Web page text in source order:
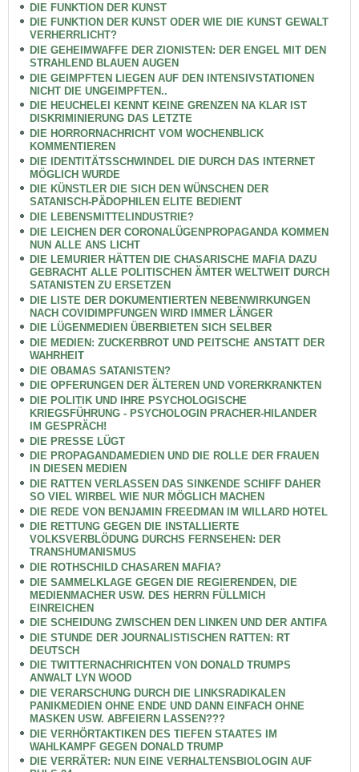
DIE FUNKTION DER KUNST
DIE FUNKTION DER KUNST ODER WIE DIE KUNST GEWALT
VERHERRLICHT?
DIE GEHEIMWAFFE DER ZIONISTEN: DER ENGEL MIT DEN
STRAHLEND BLAUEN AUGEN
DIE GEIMPFTEN LIEGEN AUF DEN INTENSIVSTATIONEN
NICHT DIE UNGEIMPFTEN..
DIE HEUCHELEI KENNT KEINE GRENZEN NA KLAR IST
DISKRIMINIERUNG DAS LETZTE
DIE HORRORNACHRICHT VOM WOCHENBLICK
KOMMENTIEREN
DIE IDENTITÄTSSCHWINDEL DIE DURCH DAS INTERNET
MÖGLICH WURDE
DIE KÜNSTLER DIE SICH DEN WÜNSCHEN DER
SATANISCH-PÄDOPHILEN ELITE BEDIENT
DIE LEBENSMITTELINDUSTRIE?
DIE LEICHEN DER CORONALÜGENPROPAGANDA KOMMEN
NUN ALLE ANS LICHT
DIE LEMURIER HÄTTEN DIE CHASARISCHE MAFIA DAZU
GEBRACHT ALLE POLITISCHEN ÄMTER WELTWEIT DURCH
SATANISTEN ZU ERSETZEN
DIE LISTE DER DOKUMENTIERTEN NEBENWIRKUNGEN
NACH COVIDIMPFUNGEN WIRD IMMER LÄNGER
DIE LÜGENMEDIEN ÜBERBIETEN SICH SELBER
DIE MEDIEN: ZUCKERBROT UND PEITSCHE ANSTATT DER
WAHRHEIT
DIE OBAMAS SATANISTEN?
DIE OPFERUNGEN DER ÄLTEREN UND VORERKRANKTEN
DIE POLITIK UND IHRE PSYCHOLOGISCHE
KRIEGSFÜHRUNG - PSYCHOLOGIN PRACHER-HILANDER
IM GESPRÄCH!
DIE PRESSE LÜGT
DIE PROPAGANDAMEDIEN UND DIE ROLLE DER FRAUEN
IN DIESEN MEDIEN
DIE RATTEN VERLASSEN DAS SINKENDE SCHIFF DAHER
SO VIEL WIRBEL WIE NUR MÖGLICH MACHEN
DIE REDE VON BENJAMIN FREEDMAN IM WILLARD HOTEL
DIE RETTUNG GEGEN DIE INSTALLIERTE
VOLKSVERBLÖDUNG DURCHS FERNSEHEN: DER
TRANSHUMANISMUS
DIE ROTHSCHILD CHASAREN MAFIA?
DIE SAMMELKLAGE GEGEN DIE REGIERENDEN, DIE
MEDIENMACHER USW. DES HERRN FÜLLMICH
EINREICHEN
DIE SCHEIDUNG ZWISCHEN DEN LINKEN UND DER ANTIFA
DIE STUNDE DER JOURNALISTISCHEN RATTEN: RT
DEUTSCH
DIE TWITTERNACHRICHTEN VON DONALD TRUMPS
ANWALT LYN WOOD
DIE VERARSCHUNG DURCH DIE LINKSRADIKALEN
PANIKMEDIEN OHNE ENDE UND DANN EINFACH OHNE
MASKEN USW. ABFEIERN LASSEN???
DIE VERHÖRTAKTIKEN DES TIEFEN STAATES IM
WAHLKAMPF GEGEN DONALD TRUMP
DIE VERRÄTER: NUN EINE VERHALTENSBIOLOGIN AUF